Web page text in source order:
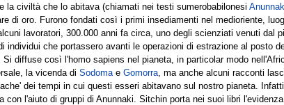
civiltà che lo abitava (chiamati nei testi sumerobabilonesi
di oro. Furono fondati così i primi insediamenti nel medioriente,
lavoratori, 300.000 anni fa circa, uno degli scienziati venuti dal
individui che portassero avanti le operazioni di estrazione al posto
diffuse così l'homo sapiens nel pianeta, in particolar modo
la vicenda di Sodoma e Gomorra , ma anche alcuni racconti
dei tempi in cui questi esseri abitavano sul nostro pianeta.
con l'aiuto di gruppi di Anunnaki. Sitchin porta nei suoi libri